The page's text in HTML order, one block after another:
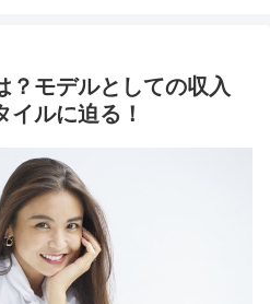
？モデルとしての収入
ルに迫る！